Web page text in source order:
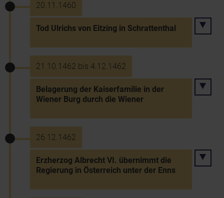
20.11.1460
Tod Ulrichs von Eitzing in Schrattenthal
21.10.1462 bis 4.12.1462
Belagerung der Kaiserfamilie in der
Wiener Burg durch die Wiener
26.12.1462
Erzherzog Albrecht VI. übernimmt die
Regierung in Österreich unter der Enns